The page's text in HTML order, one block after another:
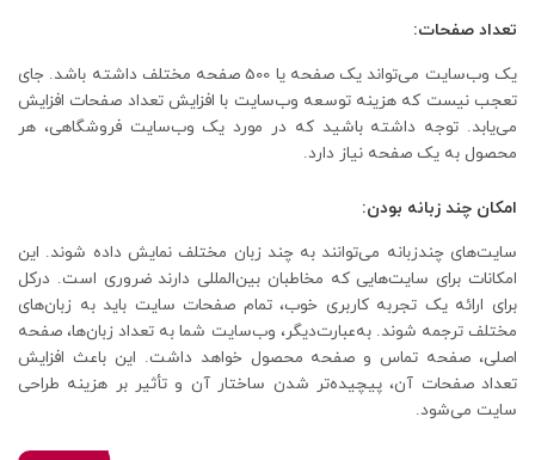
تعداد صفحات:
یک وب‌سایت می‌تواند یک صفحه یا 500 صفحه مختلف داشته باشد. جای
تعجب نیست که هزینه توسعه وب‌سایت با افزایش تعداد صفحات افزایش
می‌یابد. توجه داشته باشید که در مورد یک وب‌سایت فروشگاهی، هر
محصول به یک صفحه نیاز دارد.
امکان چند زبانه بودن:
سایت‌های چندزبانه می‌توانند به چند زبان مختلف نمایش داده شوند. این
امکانات برای سایت‌هایی که مخاطبان بین‌المللی دارند ضروری است. درکل
برای ارائه یک تجربه کاربری خوب، تمام صفحات سایت باید به زبان‌های
مختلف ترجمه شوند. به‌عبارت‌دیگر، وب‌سایت شما به تعداد زبان‌ها، صفحه
اصلی، صفحه تماس و صفحه محصول خواهد داشت. این باعث افزایش
تعداد صفحات آن، پیچیده‌تر شدن ساختار آن و تأثیر بر هزینه طراحی
سایت می‌شود.